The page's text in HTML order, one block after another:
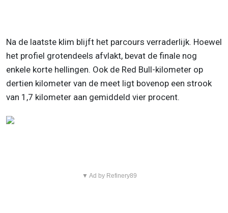
Na de laatste klim blijft het parcours verraderlijk. Hoewel
het profiel grotendeels afvlakt, bevat de finale nog
enkele korte hellingen. Ook de Red Bull-kilometer op
dertien kilometer van de meet ligt bovenop een strook
van 1,7 kilometer aan gemiddeld vier procent.
▼ Ad by Refinery89